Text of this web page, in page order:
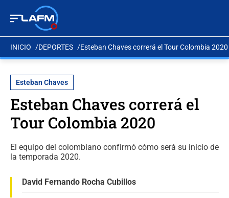
INICIO DEPORTES Esteban Chaves correrá el Tour Colombia 2020
Esteban Chaves
Esteban Chaves correrá el
Tour Colombia 2020
El equipo del colombiano confirmó cómo será su inicio de
la temporada 2020.
David Fernando Rocha Cubillos